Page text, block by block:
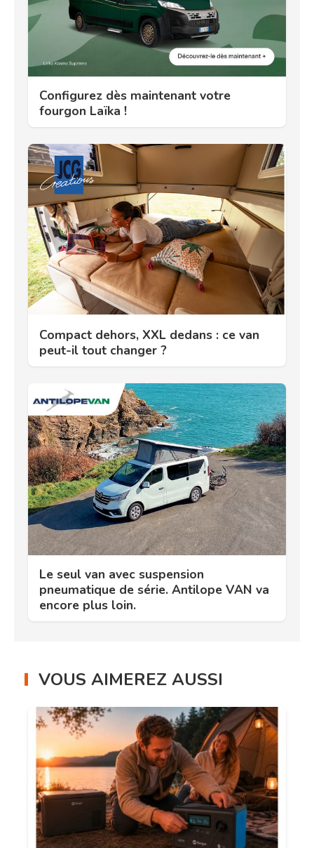
Configurez dès maintenant votre
fourgon Laïka !
Compact dehors, XXL dedans : ce van
peut-il tout changer ?
Le seul van avec suspension
pneumatique de série. Antilope VAN va
encore plus loin.
VOUS AIMEREZ AUSSI